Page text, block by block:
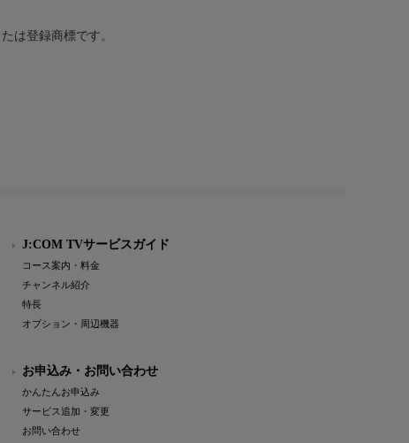
は登録商標です。
J:COM TVサービスガイド
コース案内・料金
チャンネル紹介
特長
オプション・周辺機器
お申込み・お問い合わせ
かんたんお申込み
サービス追加・変更
お問い合わせ